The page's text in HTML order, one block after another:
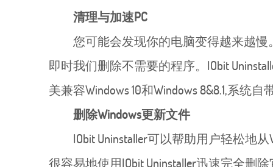
清理与加速PC
您可能会发现你的电脑变得越来越
即时我们删除不需要的程序。IObit
美兼容Windows 10和Windows 8&8.1,系统
删除Windows更新文件
IObit Uninstaller可以帮助用户轻松地
很容易地使用IObit Uninstaller迅速完全删